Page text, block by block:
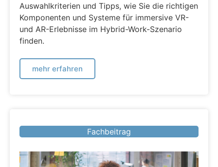
Auswahlkriterien und Tipps, wie Sie die richtigen
Komponenten und Systeme für immersive VR-
und AR-Erlebnisse im Hybrid-Work-Szenario
finden.
mehr erfahren
Fachbeitrag